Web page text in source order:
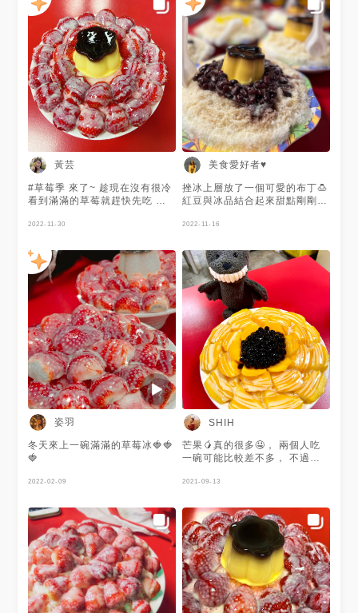
#龍井美食 #龍井冰店 #龍井小
吃 #taichungfood #排隊美食
小蝦希望可以獲得你的關注(追
蹤) 也請大家幫忙(點心、收藏、
分享) 引用請註明來源
黃芸
#草莓季 來了~ 趁現在沒有很冷
看到滿滿的草莓就趕快先吃 要
小心就過頭了.. 到了先到裡面跟
位子後需要再等一下~ 下面的冰
也是火龍果草莓+煉乳很好吃~
草莓很新鮮微酸，搭配煉乳剛剛
好 適合獨享也適合2人共享 #台
中美食 #台中甜點 #台中龍井
2022-11-30
美食愛好者♥
挫冰上層放了一個可愛的布丁🍮
紅豆與冰品結合起來甜點剛剛好
始，下次再試試看❤️
2022-11-16
姿羽
冬天來上一碗滿滿的草莓冰🍓🍓
🍓
2022-02-09
SHIH
芒果🥭真的很多🤤， 兩個人吃
一碗可能比較差不多， 不過腦
2021-09-13